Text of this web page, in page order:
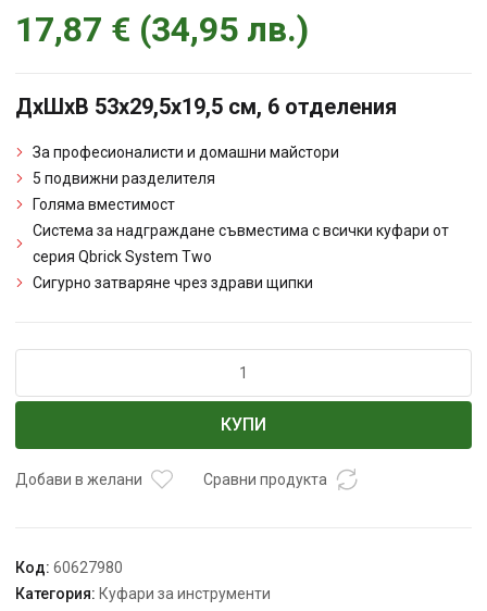
17,87 € (34,95 лв.)
ДхШхВ 53х29,5х19,5 см, 6 отделения
За професионалисти и домашни майстори
5 подвижни разделителя
Голяма вместимост
Система за надграждане съвместима с всички куфари от
серия Qbrick System Two
Сигурно затваряне чрез здрави щипки
Кутия
Qbrick
200
Flex
КУПИ
Добави в желани Сравни продукта
Код: 60627980
Категория: Куфари за инструменти